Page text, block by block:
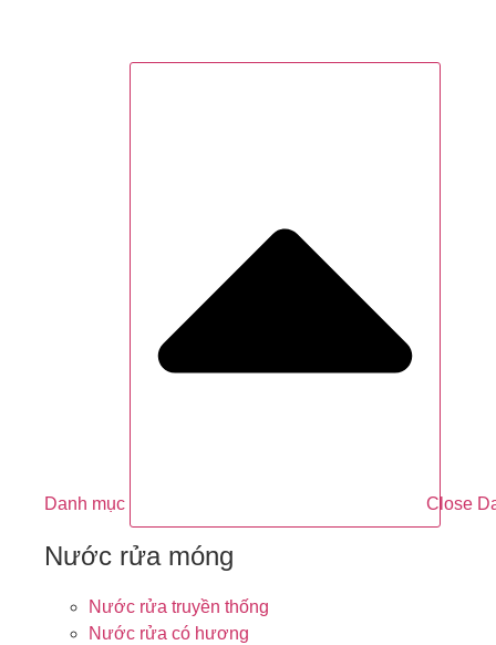
Danh mục Close
Nước rửa móng
Nước rửa truyền thống
Nước rửa có hương